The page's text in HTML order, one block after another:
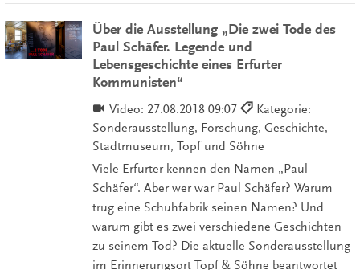
Über die Ausstellung „Die zwei Tode des
Paul Schäfer. Legende und
Lebensgeschichte eines Erfurter
Kommunisten“
Video: 27.08.2018 09:07
Kategorie:
Sonderausstellung, Forschung, Geschichte,
Stadtmuseum, Topf und Söhne
Viele Erfurter kennen den Namen „Paul
Schäfer“. Aber wer war Paul Schäfer? Warum
trug eine Schuhfabrik seinen Namen? Und
warum gibt es zwei verschiedene Geschichten
zu seinem Tod? Die aktuelle Sonderausstellung
im Erinnerungsort Topf & Söhne beantwortet